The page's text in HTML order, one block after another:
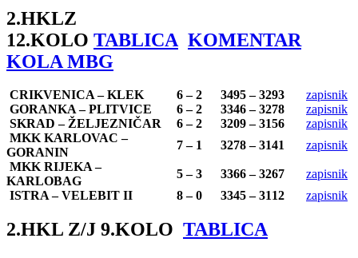
2.HKLZ
12.KOLO TABLICA KOMENTAR
KOLA MBG
CRIKVENICA – KLEK 6 – 2 3495 – 3293
zapisnik
GORANKA – PLITVICE
6 – 2 3346 – 3278
zapisnik
SKRAD – ŽELJEZNIČAR
6 – 2 3209 – 3156
zapisnik
MKK KARLOVAC –
GORANIN
7 – 1 3278 – 3141
zapisnik
MKK RIJEKA –
KARLOBAG
5 – 3 3366 – 3267
zapisnik
ISTRA – VELEBIT II
8 – 0 3345 – 3112 zapisnik
2.HKL Z/J 9.KOLO TABLICA